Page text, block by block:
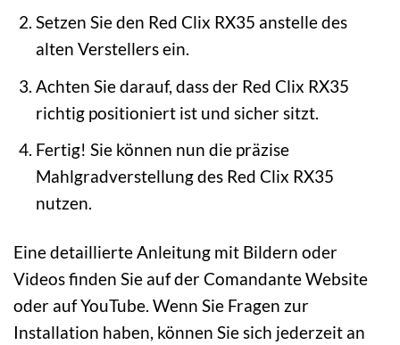
Setzen Sie den Red Clix RX35 anstelle des
alten Verstellers ein.
Achten Sie darauf, dass der Red Clix RX35
richtig positioniert ist und sicher sitzt.
Fertig! Sie können nun die präzise
Mahlgradverstellung des Red Clix RX35
nutzen.
Eine detaillierte Anleitung mit Bildern oder
Videos finden Sie auf der Comandante Website
oder auf YouTube. Wenn Sie Fragen zur
Installation haben, können Sie sich jederzeit an